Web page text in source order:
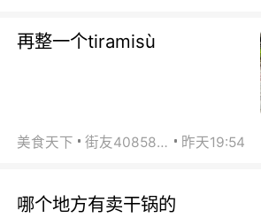
再整一个tiramisù
美食天下 街友40858442 昨天19:54
哪个地方有卖干锅的